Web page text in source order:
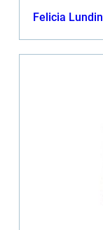
Felicia Lundin